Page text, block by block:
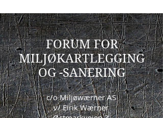
FORUM FOR
MILJØKARTLEGGING
OG -SANERING
c/o Miljøwærner AS
v/ Eirik Wærner